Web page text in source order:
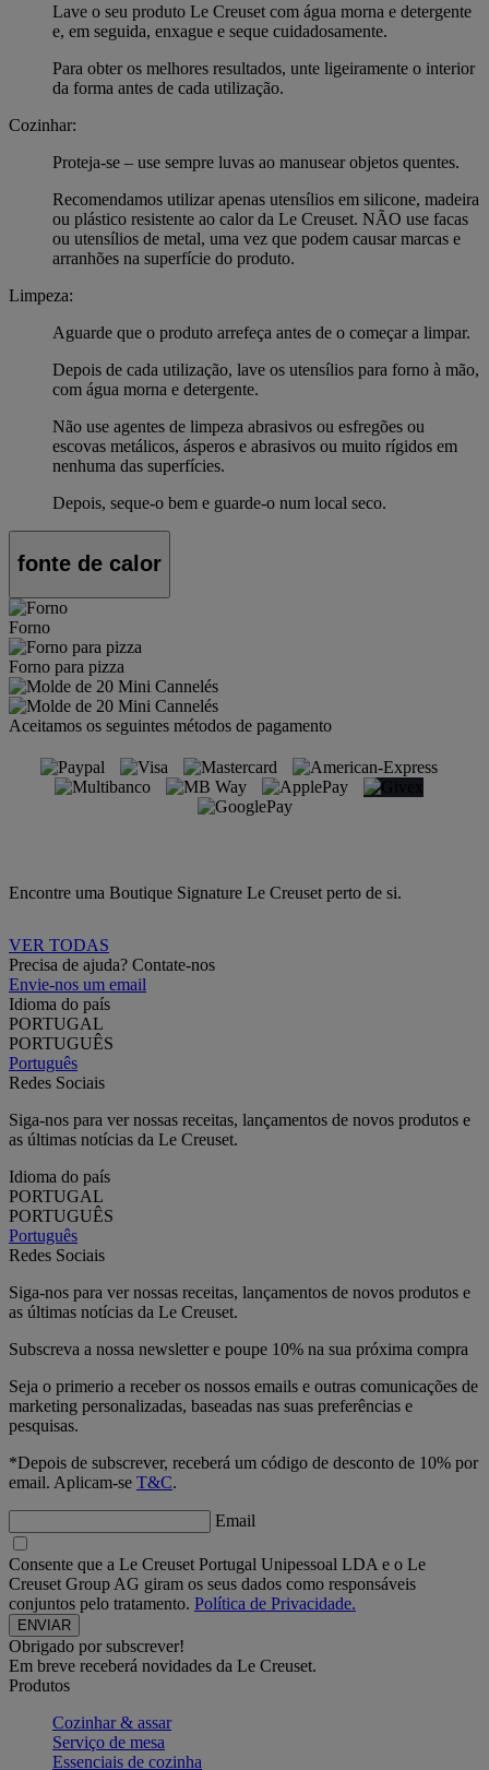
Lave o seu produto Le Creuset com água morna e detergente
e, em seguida, enxague e seque cuidadosamente.
Para obter os melhores resultados, unte ligeiramente o interior
da forma antes de cada utilização.
Cozinhar:
Proteja-se – use sempre luvas ao manusear objetos quentes.
Recomendamos utilizar apenas utensílios em silicone, madeira
ou plástico resistente ao calor da Le Creuset. NÃO use facas
ou utensílios de metal, uma vez que podem causar marcas e
arranhões na superfície do produto.
Limpeza:
Aguarde que o produto arrefeça antes de o começar a limpar.
Depois de cada utilização, lave os utensílios para forno à mão,
com água morna e detergente.
Não use agentes de limpeza abrasivos ou esfregões ou
escovas metálicos, ásperos e abrasivos ou muito rígidos em
nenhuma das superfícies.
Depois, seque-o bem e guarde-o num local seco.
fonte de calor
Forno
Forno para pizza
Aceitamos os seguintes métodos de pagamento
Encontre uma Boutique Signature Le Creuset perto de si.
VER TODAS
Precisa de ajuda? Contate-nos
Envie-nos um email
Idioma do país
PORTUGAL
PORTUGUÊS
Português
Redes Sociais
Siga-nos para ver nossas receitas, lançamentos de novos produtos e
as últimas notícias da Le Creuset.
Idioma do país
PORTUGAL
PORTUGUÊS
Português
Redes Sociais
Siga-nos para ver nossas receitas, lançamentos de novos produtos e
as últimas notícias da Le Creuset.
Subscreva a nossa newsletter e poupe 10% na sua próxima compra
Seja o primerio a receber os nossos emails e outras comunicações de
marketing personalizadas, baseadas nas suas preferências e
pesquisas.
*Depois de subscrever, receberá um código de desconto de 10% por
email. Aplicam-se T&C.
Email
Consente que a Le Creuset Portugal Unipessoal LDA e o Le
Creuset Group AG giram os seus dados como responsáveis
conjuntos pelo tratamento. Política de Privacidade.
Obrigado por subscrever!
Em breve receberá novidades da Le Creuset.
Produtos
Cozinhar & assar
Serviço de mesa
Essenciais de cozinha